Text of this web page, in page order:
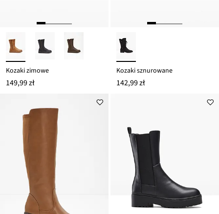
Kozaki zimowe
149,99 zł
Kozaki sznurowane
142,99 zł